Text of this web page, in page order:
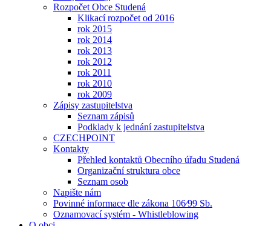
Rozpočet Obce Studená
Klikací rozpočet od 2016
rok 2015
rok 2014
rok 2013
rok 2012
rok 2011
rok 2010
rok 2009
Zápisy zastupitelstva
Seznam zápisů
Podklady k jednání zastupitelstva
CZECHPOINT
Kontakty
Přehled kontaktů Obecního úřadu Studená
Organizační struktura obce
Seznam osob
Napište nám
Povinné informace dle zákona 106⁄99 Sb.
Oznamovací systém - Whistleblowing